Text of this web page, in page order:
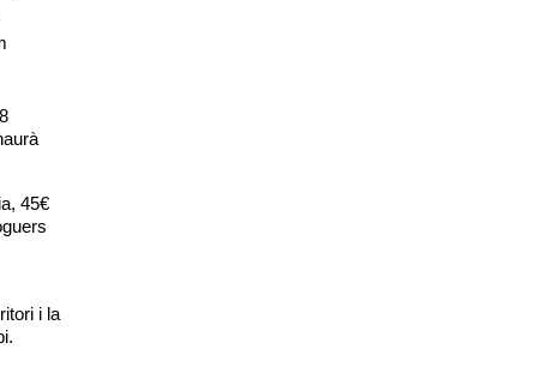
45€
i la